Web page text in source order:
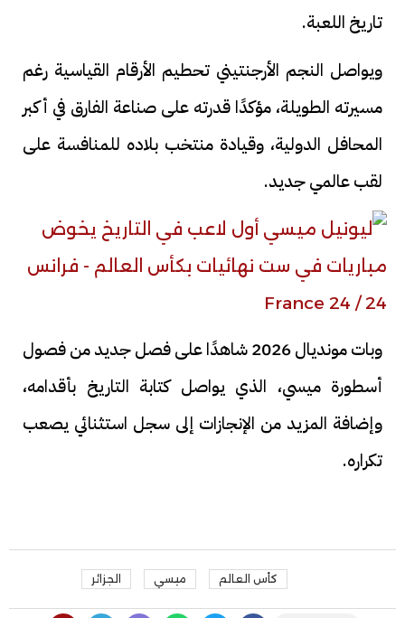
تاريخ اللعبة.
ويواصل النجم الأرجنتيني تحطيم الأرقام القياسية رغم
مسيرته الطويلة، مؤكدًا قدرته على صناعة الفارق في أكبر
المحافل الدولية، وقيادة منتخب بلاده للمنافسة على
لقب عالمي جديد.
وبات مونديال 2026 شاهدًا على فصل جديد من فصول
أسطورة ميسي، الذي يواصل كتابة التاريخ بأقدامه،
وإضافة المزيد من الإنجازات إلى سجل استثنائي يصعب
تكراره.
كأس العالم ميسي الجزائر